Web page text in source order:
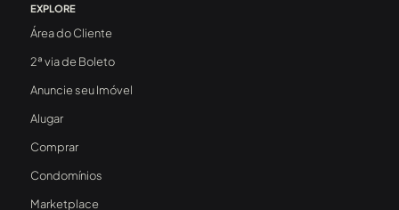
EXPLORE
Área do Cliente
2ª via de Boleto
Anuncie seu Imóvel
Alugar
Comprar
Condomínios
Marketplace